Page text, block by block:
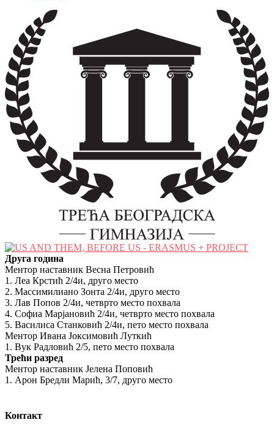
Друга година
Ментор наставник Весна Петровић
1. Леа Крстић 2/4и, друго место
2. Массимилиано Зонта 2/4и, друго место
3. Лав Попов 2/4и, четврто место похвала
4. Софиa Марјановић 2/4и, четврто место похвала
5. Василиса Станковић 2/4и, пето место похвала
Ментор Ивана Јоксимовић Луткић
1. Вук Радловић 2/5, пето место похвала
Трећи разред
Ментор наставник Јелена Поповић
1. Арон Бредли Марић, 3/7, друго место
Контакт